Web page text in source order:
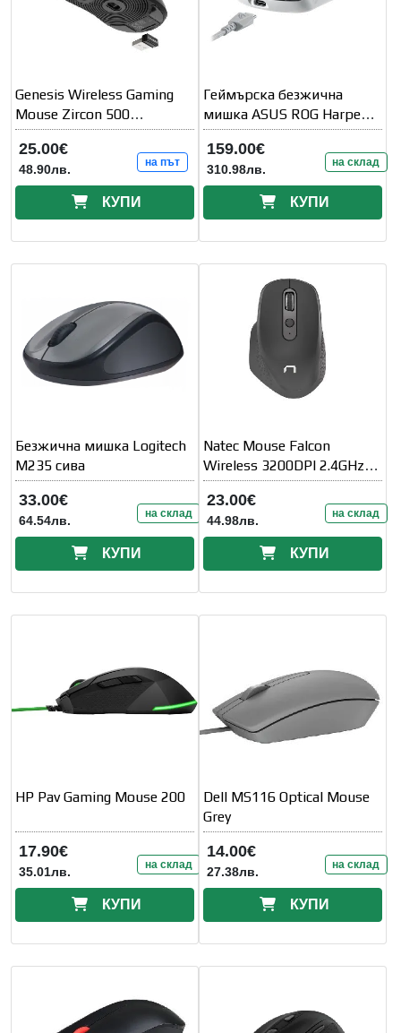
Genesis Wireless Gaming
Mouse Zircon 500
10000Dpi Black
25.00€
48.90лв. на път
КУПИ
Геймърска безжична
мишка ASUS ROG Harpe
Ace Aim Lab
159.00€
310.98лв. на склад
КУПИ
Безжична мишка Logitech
M235 сива
33.00€
64.54лв. на склад
КУПИ
Natec Mouse Falcon
Wireless 3200DPI 2.4GHz +
Bluetooth 5.0 Optical Black
23.00€
44.98лв. на склад
КУПИ
HP Pav Gaming Mouse 200
17.90€
35.01лв. на склад
КУПИ
Dell MS116 Optical Mouse
Grey
14.00€
27.38лв. на склад
КУПИ